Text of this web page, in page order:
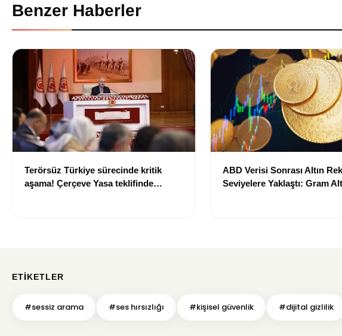
Benzer Haberler
Terörsüz Türkiye sürecinde kritik
aşama! Çerçeve Yasa teklifinde
ABD Verisi Sonrası Altın
Seviyelere Yaklaştı: Gram
ETIKETLER
#sessiz arama #ses hırsızlığı #kişisel güvenlik #dijital gizlilik